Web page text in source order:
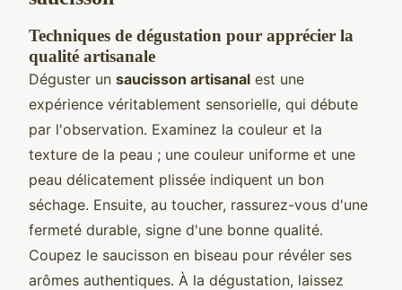
Techniques de dégustation pour apprécier la
qualité artisanale
Déguster un saucisson artisanal est une
expérience véritablement sensorielle, qui débute
par l'observation. Examinez la couleur et la
texture de la peau ; une couleur uniforme et une
peau délicatement plissée indiquent un bon
séchage. Ensuite, au toucher, rassurez-vous d'une
fermeté durable, signe d'une bonne qualité.
Coupez le saucisson en biseau pour révéler ses
arômes authentiques. À la dégustation, laissez